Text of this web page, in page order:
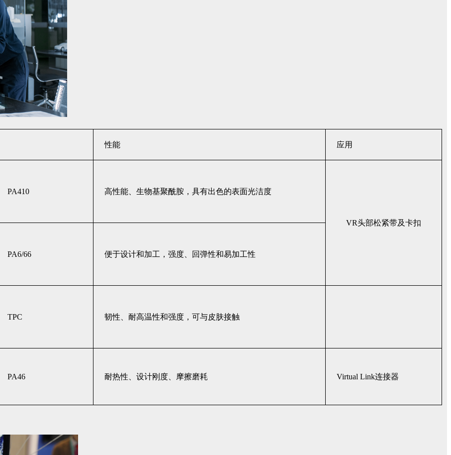
性能 应用
PA410 高性能、生物基聚酰胺，具有出色的表面光洁度
VR头部松紧带及卡扣
PA6/66 便于设计和加工，强度、回弹性和易加工性
TPC 韧性、耐高温性和强度，可与皮肤接触
PA46 耐热性、设计刚度、摩擦磨耗 Virtual Link连接器